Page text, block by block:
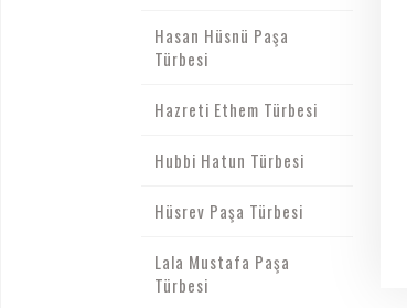
Hasan Hüsnü Paşa
Türbesi
Hazreti Ethem Türbesi
Hubbi Hatun Türbesi
Hüsrev Paşa Türbesi
Lala Mustafa Paşa
Türbesi